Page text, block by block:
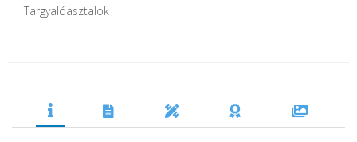
Targyalóasztalok